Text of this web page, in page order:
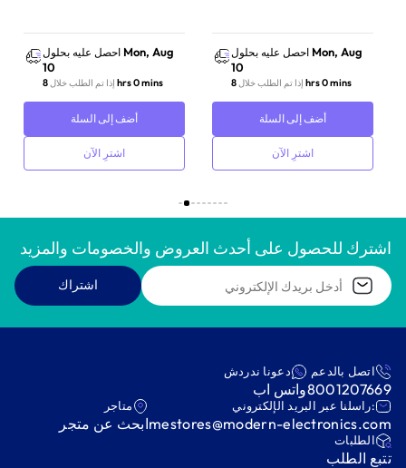
احصل عليه بحلول Mon, Aug
10
إذا تم الطلب خلال 8 hrs 0 mins
أضف إلى السلة
اشترِ الآن
احصل عليه بحلول Mon, Aug
10
إذا تم الطلب خلال 8 hrs 0 mins
أضف إلى السلة
اشترِ الآن
اشترك للحصول على أحدث العروض والخصومات والمزيد
اشتراك
اتصل بالدعم
8001207669
دعونا ندردش
واتس اب
:راسلنا عبر البريد الإلكتروني
mestores@modern-electronics.com
متاجر
ابحث عن متجر
‫الطلبات‬
‫تتبع الطلب‬